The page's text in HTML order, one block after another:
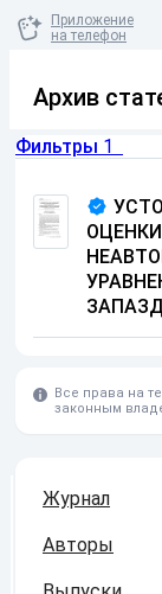
Приложение
на телефон
Архив
Фильтры 1
Все права на
законным
Журнал
Авторы